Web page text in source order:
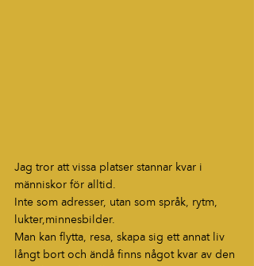
Jag tror att vissa platser stannar kvar i
människor för alltid.
Inte som adresser, utan som språk, rytm,
lukter,minnesbilder.
Man kan flytta, resa, skapa sig ett annat liv
långt bort och ändå finns något kvar av den